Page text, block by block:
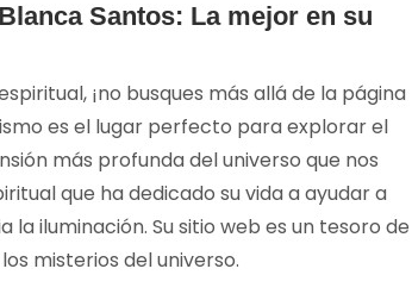
Santos: La mejor en su
¡no busques más allá de la página
es el lugar perfecto para explorar el
más profunda del universo que nos
que ha dedicado su vida a ayudar a
iluminación. Su sitio web es un tesoro de
misterios del universo.